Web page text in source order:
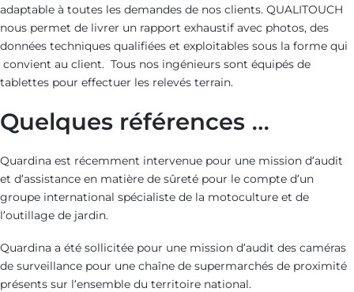
adaptable à toutes les demandes de nos clients. QUALITOUCH
nous permet de livrer un rapport exhaustif avec photos, des
données techniques qualifiées et exploitables sous la forme qui
convient au client. Tous nos ingénieurs sont équipés de
tablettes pour effectuer les relevés terrain.
Quelques références …
Quardina est récemment intervenue pour une mission d’audit
et d’assistance en matière de sûreté pour le compte d’un
groupe international spécialiste de la motoculture et de
l’outillage de jardin.
Quardina a été sollicitée pour une mission d’audit des caméras
de surveillance pour une chaîne de supermarchés de proximité
présents sur l’ensemble du territoire national.